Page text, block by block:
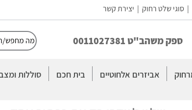
|סוגי שלט רחוק | יצירת קשר
ספק משהב"ט 0011027381
אביזרים אלחוטיים בית חכם סוללות